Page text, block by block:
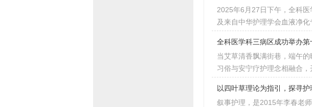
2025年6月27日下午，全科
及来自中华护理学会血液净
全科医学科三病区成功举办
当艾草清香飘满街巷，端午
习俗与安宁疗护理念相融合
以四叶草理论为指引，探寻
叙事护理，是2015年李春老